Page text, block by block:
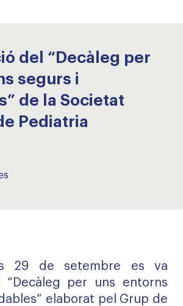
del “Decàleg per
segurs i
de la Societat
Pediatria
29 de setembre es va
“Decàleg per uns entorns
elaborat pel Grup de